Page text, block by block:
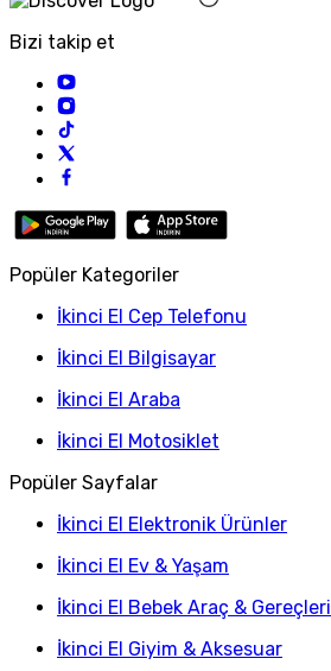
Bizi takip et
Popüler Kategoriler
İkinci El Cep Telefonu
İkinci El Bilgisayar
İkinci El Araba
İkinci El Motosiklet
Popüler Sayfalar
İkinci El Elektronik Ürünler
İkinci El Ev & Yaşam
İkinci El Bebek Araç & Gereçleri
İkinci El Giyim & Aksesuar